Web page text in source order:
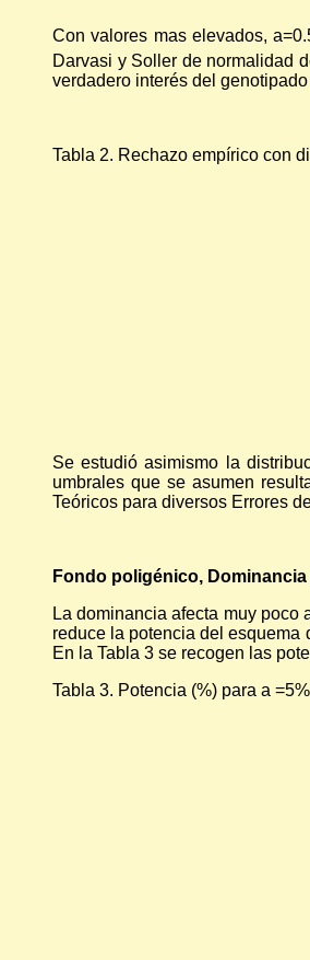
Con valores mas elevados,
Darvasi y Soller de normalidad
verdadero interés del
Tabla 2. Rechazo empírico con
Se estudió asimismo la
umbrales que se asumen
Teóricos para diversos Errores
Fondo poligénico,
La dominancia afecta muy poco
reduce la potencia del esquema
En la Tabla 3 se recogen las
Tabla 3. Potencia (%) para a =5%